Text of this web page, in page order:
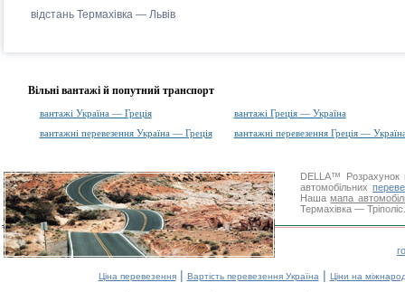
відстань Термахівка — Львів
Вільні вантажі й попутний транспорт
вантажі Україна — Греція
вантажі Греція — Україна
вантажні перевезення Україна — Греція
вантажні перевезення Греція —
DELLA™
Розрахунок
автомобільних
Нашамапа
Термахівка —
Ціна перевезення| Вартість перевезення Україна | Ціни на